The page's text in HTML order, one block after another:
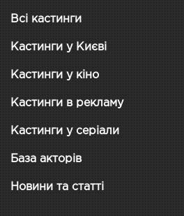
Всі кастинги
Кастинги у Києві
Кастинги у кіно
Кастинги в рекламу
Кастинги у серіали
База акторів
Новини та статті